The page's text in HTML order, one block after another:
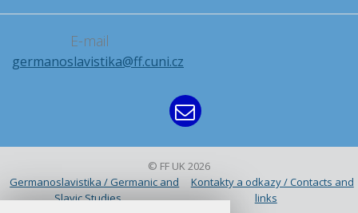
E-mail
germanoslavistika@ff.cuni.cz
© FF UK 2026
Germanoslavistika / Germanic and
Slavic Studies
Kontakty a odkazy / Contacts and
links